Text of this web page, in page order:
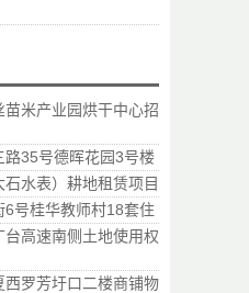
米产业园烘干中心招
35号德晖花园3号楼
水表）耕地租赁项目
号桂华教师村18套住
高速南侧土地使用权
罗芳圩口二楼商铺物